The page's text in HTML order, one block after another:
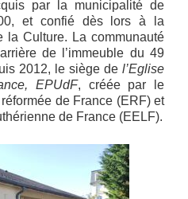
par la municipalité de
et confié dès lors à la
la Culture. La communauté
de l’immeuble du 49
2012, le siège de l’Eglise
EPUdF, créée par le
de France (ERF) et
de France (EELF).